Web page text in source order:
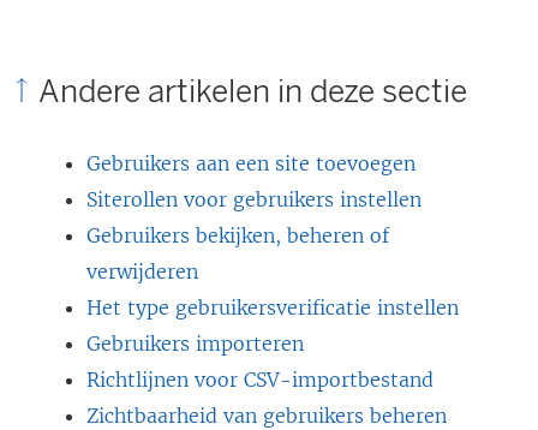
Andere artikelen in deze sectie
Gebruikers aan een site toevoegen
Siterollen voor gebruikers instellen
Gebruikers bekijken, beheren of
verwijderen
Het type gebruikersverificatie instellen
Gebruikers importeren
Richtlijnen voor CSV-importbestand
Zichtbaarheid van gebruikers beheren